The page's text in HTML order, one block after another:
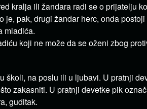
kralja ili žandara radi se o prijatelju
je, pak, drugi žandar herc, onda
mladića.
koji ne može da se oženi zbog
školi, na poslu ili u ljubavi. U pratnji
zakasniti. U pratnji devetke pik
guditak.